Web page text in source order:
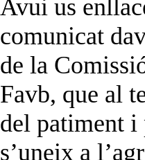
Avui us
comunicat
de la
Favb, que al
del patiment i
s’uneix a